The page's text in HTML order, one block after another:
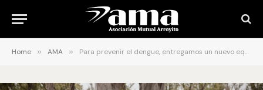
Home » AMA » Para prevenir el dengue, entregamos un nuevo equipo de fumigación en El Tío